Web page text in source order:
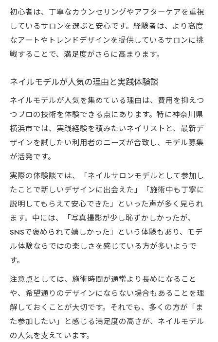
初心者は、丁寧なカウンセリングやアフターケアを重視
しているサロンを選ぶと安心です。経験者は、より高度
なアートやトレンドデザインを提供しているサロンに挑
戦することで、満足度がさらに高まります。
ネイルモデルが人気の理由と実践体験談
ネイルモデルが人気を集めている理由は、費用を抑えつ
つプロの技術を体験できる点にあります。特に神奈川県
横浜市では、実践経験を積みたいネイリストと、最新デ
ザインを試したい利用者のニーズが合致し、モデル募集
が活発です。
実際の体験談では、「ネイルサロンモデルとして参加し
たことで新しいデザインに出会えた」「施術中も丁寧に
説明してもらえて安心できた」といった声が多く見られ
ます。中には、「写真撮影が少し恥ずかしかったが、
SNSで褒められて嬉しかった」という体験もあり、モデ
ル体験ならではの楽しさを感じている方が多いようで
す。
注意点としては、施術時間が通常より長めになること
や、希望通りのデザインにならない場合もあることを理
解しておくことが大切です。それでも、多くの方が「ま
た参加したい」と感じる満足度の高さが、ネイルモデル
の人気を支えています。